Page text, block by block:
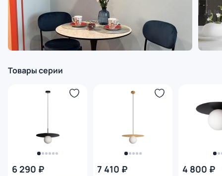
Товары серии
6 290 ₽ 7 410 ₽ 4 800 ₽